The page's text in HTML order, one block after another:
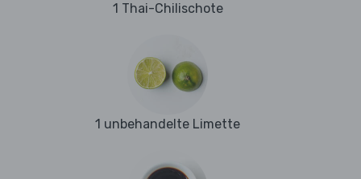
1 Thai-Chilischote
1 unbehandelte Limette